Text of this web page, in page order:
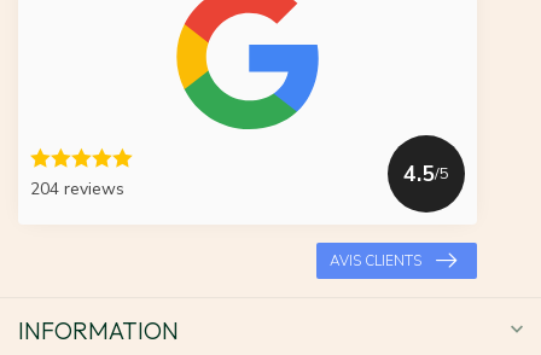
204 reviews
4.5/5
AVIS CLIENTS
INFORMATION